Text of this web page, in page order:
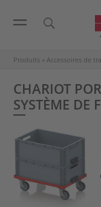
Produits » Accessoires de
CHARIOT
SYSTÈME